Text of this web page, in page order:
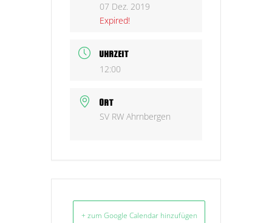
07 Dez. 2019
Expired!
UHRZEIT
12:00
ORT
SV RW Ahrnbergen
+ zum Google Calendar hinzufügen